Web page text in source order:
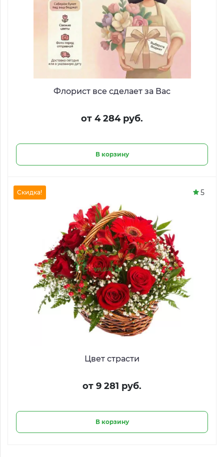
Флорист все сделает за Вас
от 4 284 руб.
В корзину
Цвет страсти
от 9 281 руб.
В корзину
Скидка! 5